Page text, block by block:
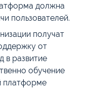
должна
пользователей.
получат
от
в развитие
обучение
платформе